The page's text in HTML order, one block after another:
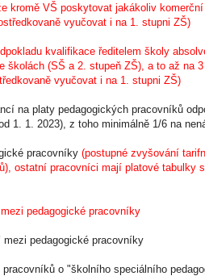
kromě VŠ poskytovat jakákoliv
vyučovat i na 1. stupni ZŠ)
kvalifikace ředitelem školy
školách (SŠ a 2. stupeň ZŠ), a to až na
vyučovat i na 1. stupni ZŠ)
na platy pedagogických pracovníků
1. 1. 2023), z toho minimálně 1/6 na
pracovníky (postupné zvyšování
ostatní pracovníci mají platové tabulky
pedagogické pracovníky
pedagogické pracovníky
o "školního speciálního